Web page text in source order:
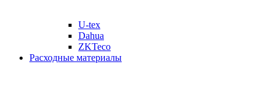
U-tex
Dahua
ZKTeco
Расходные материалы